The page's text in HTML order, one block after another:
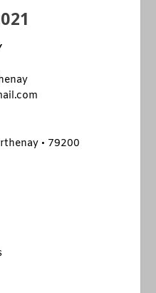
• 79200